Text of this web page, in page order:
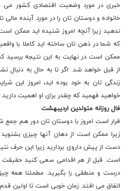
خبری در مورد وضعیت اقتصادی کشور
خانواده و دوستان تان را در مورد آینده مالی
ندهید زیرا آنچه امروز شنیده اید ممکن
که شما در ذهن تان ساخته اید کاملا با
ممکن است در نهایت به این نتیجه برسید
از قبل خواهد شد. اگر تا به حال به دنبال
زندگی تان به خود بوده اید، امروز این
خواهید فهمید که چقدر برای او اهمیت دارید.
فال روزانه متولدین اردیبهشت
قرار است امروز با دوستان تان دور هم جمع
زیرا ممکن است از دهان آنها چیزی بشنوید
دست از پیش داروی بردارید زیرا این حرف
است. قبل از هر اقدامی سعی کنید حقیقت
درست و منطقی را بگیرید. مطمئنا همه چیز
اتفاق می افتد. زمان خوبی است تا اولین